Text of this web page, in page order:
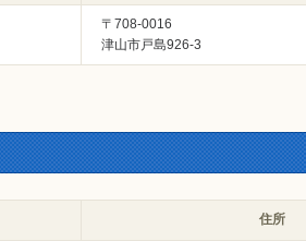
〒708-0016
津山市戸島926-3
住所